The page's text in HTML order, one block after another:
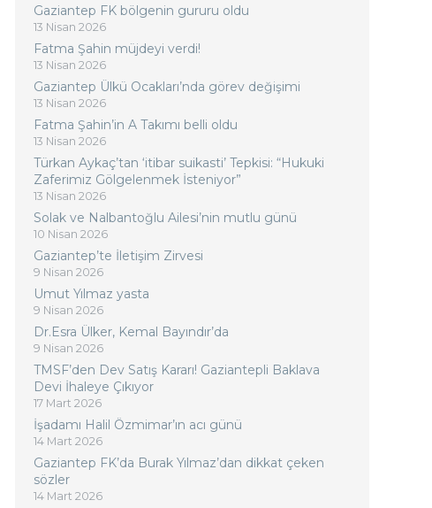
Gaziantep FK bölgenin gururu oldu
13 Nisan 2026
Fatma Şahin müjdeyi verdi!
13 Nisan 2026
Gaziantep Ülkü Ocakları’nda görev değişimi
13 Nisan 2026
Fatma Şahin’in A Takımı belli oldu
13 Nisan 2026
Türkan Aykaç’tan ‘itibar suikasti’ Tepkisi: “Hukuki
Zaferimiz Gölgelenmek İsteniyor”
13 Nisan 2026
Solak ve Nalbantoğlu Ailesi’nin mutlu günü
10 Nisan 2026
Gaziantep’te İletişim Zirvesi
9 Nisan 2026
Umut Yılmaz yasta
9 Nisan 2026
Dr.Esra Ülker, Kemal Bayındır’da
9 Nisan 2026
TMSF’den Dev Satış Kararı! Gaziantepli Baklava
Devi İhaleye Çıkıyor
17 Mart 2026
İşadamı Halil Özmimar’ın acı günü
14 Mart 2026
Gaziantep FK’da Burak Yılmaz’dan dikkat çeken
sözler
14 Mart 2026